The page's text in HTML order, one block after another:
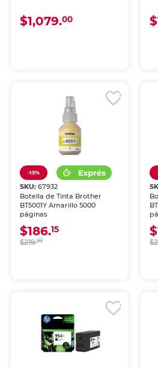
$1,079.00
-15%
SKU:67932
Botella de Tinta Brother
BT5001Y Amarillo 5000
páginas
$186.15
$219.00